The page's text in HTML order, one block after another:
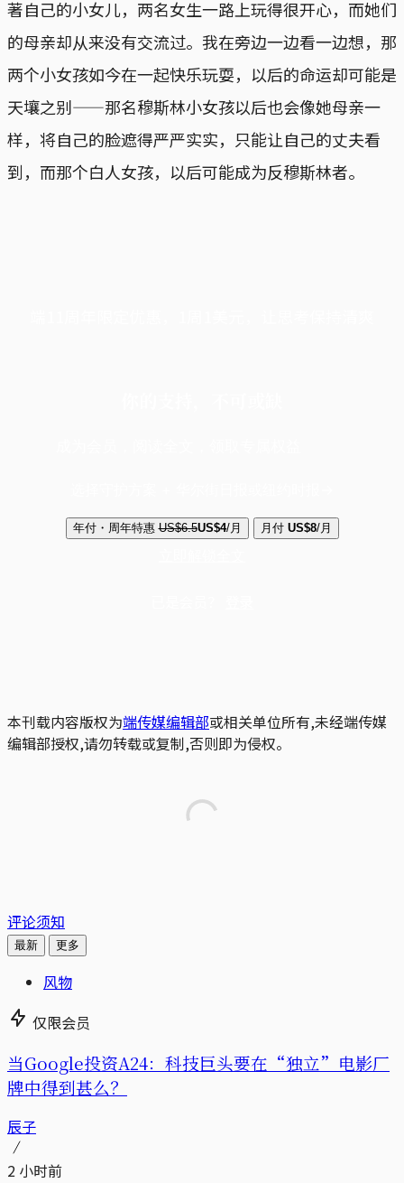
著自己的小女儿，两名女生一路上玩得很开心，而她们
的母亲却从来没有交流过。我在旁边一边看一边想，那
两个小女孩如今在一起快乐玩耍，以后的命运却可能是
天壤之别——那名穆斯林小女孩以后也会像她母亲一
样，将自己的脸遮得严严实实，只能让自己的丈夫看
到，而那个白人女孩，以后可能成为反穆斯林者。
年付・周年特惠 US$6.5US$4/月 月付 US$8/月
本刊载内容版权为端传媒编辑部或相关单位所有,未经端传媒
编辑部授权,请勿转载或复制,否则即为侵权。
评论须知
最新 更多
风物
仅限会员
当Google投资A24：科技巨头要在“独立”电影厂
牌中得到甚么？
辰子
2 小时前